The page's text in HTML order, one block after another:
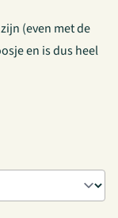
(even met de
en is dus heel